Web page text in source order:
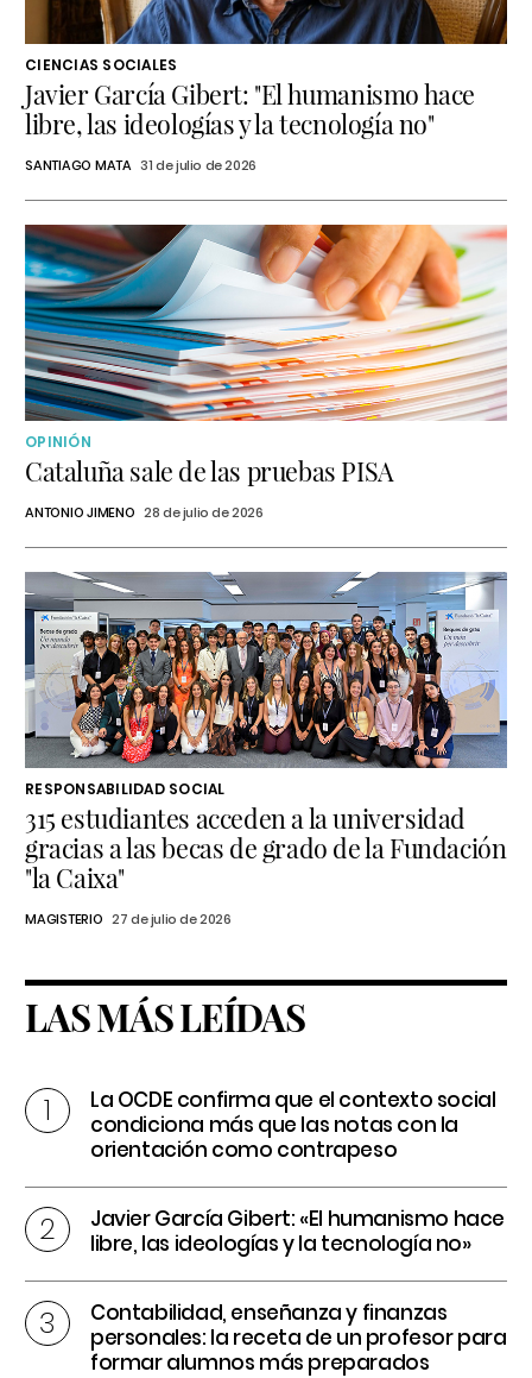
CIENCIAS SOCIALES
Javier García Gibert: "El humanismo hace
libre, las ideologías y la tecnología no"
SANTIAGO MATA 31 de julio de 2026
OPINIÓN
Cataluña sale de las pruebas PISA
ANTONIO JIMENO 28 de julio de 2026
RESPONSABILIDAD SOCIAL
315 estudiantes acceden a la universidad
gracias a las becas de grado de la Fundación
"la Caixa"
MAGISTERIO 27 de julio de 2026
LAS MÁS LEÍDAS
La OCDE confirma que el contexto social
condiciona más que las notas con la
orientación como contrapeso
Javier García Gibert: «El humanismo hace
libre, las ideologías y la tecnología no»
Contabilidad, enseñanza y finanzas
personales: la receta de un profesor para
formar alumnos más preparados